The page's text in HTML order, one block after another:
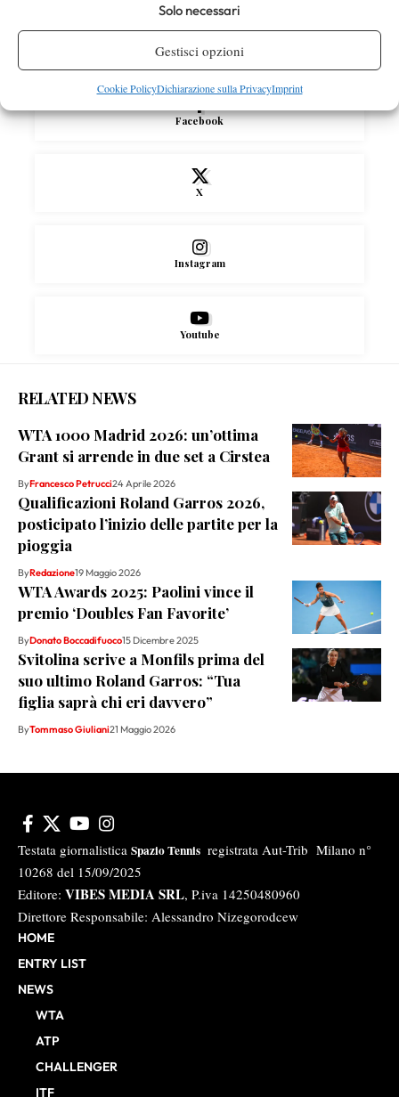
Solo necessari
Gestisci opzioni
Cookie PolicyDichiarazione sulla PrivacyImprint
resistere
SOCIAL
Facebook
X
Instagram
Youtube
RELATED NEWS
WTA 1000 Madrid 2026: un’ottima
Grant si arrende in due set a Cirstea
ByFrancesco Petrucci24 Aprile 2026
Qualificazioni Roland Garros 2026,
posticipato l’inizio delle partite per la
pioggia
ByRedazione19 Maggio 2026
WTA Awards 2025: Paolini vince il
premio ‘Doubles Fan Favorite’
ByDonato Boccadifuoco15 Dicembre 2025
Svitolina scrive a Monfils prima del
suo ultimo Roland Garros: “Tua
figlia saprà chi eri davvero”
ByTommaso Giuliani21 Maggio 2026
Testata giornalistica Spazio Tennis registrata Aut-Trib Milano n°
10268 del 15/09/2025
Editore: VIBES MEDIA SRL, P.iva 14250480960
Direttore Responsabile: Alessandro Nizegorodcew
HOME
ENTRY LIST
NEWS
WTA
ATP
CHALLENGER
ITF